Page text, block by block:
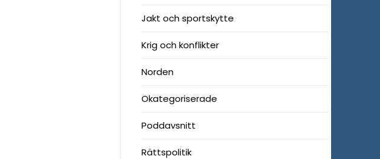
Jakt och sportskytte
Krig och konflikter
Norden
Okategoriserade
Poddavsnitt
Rättspolitik